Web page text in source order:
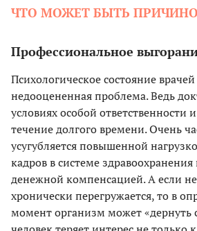
ЧТО МОЖЕТ БЫТЬ
Профессиональное
Психологическое состояние
недооцененная проблема. Ведь
условиях особой ответственности
течение долгого времени. Очень
усугубляется повышенной
кадров в системе
денежной компенсацией. А если
хронически перегружается, то в
момент организм может «дернуть